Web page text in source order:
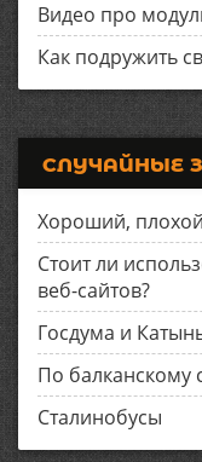
Видео про
Как подружить
СЛУЧАЙНЫЕ
Хороший,
Стоит ли
веб-сайтов?
Госдума и
По балканскому
Сталинобусы